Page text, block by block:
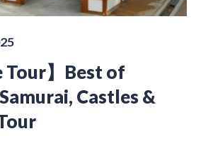
Tour】Best of
Castles &